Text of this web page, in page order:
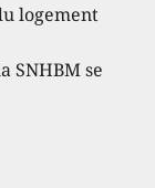
logement
SNHBM se